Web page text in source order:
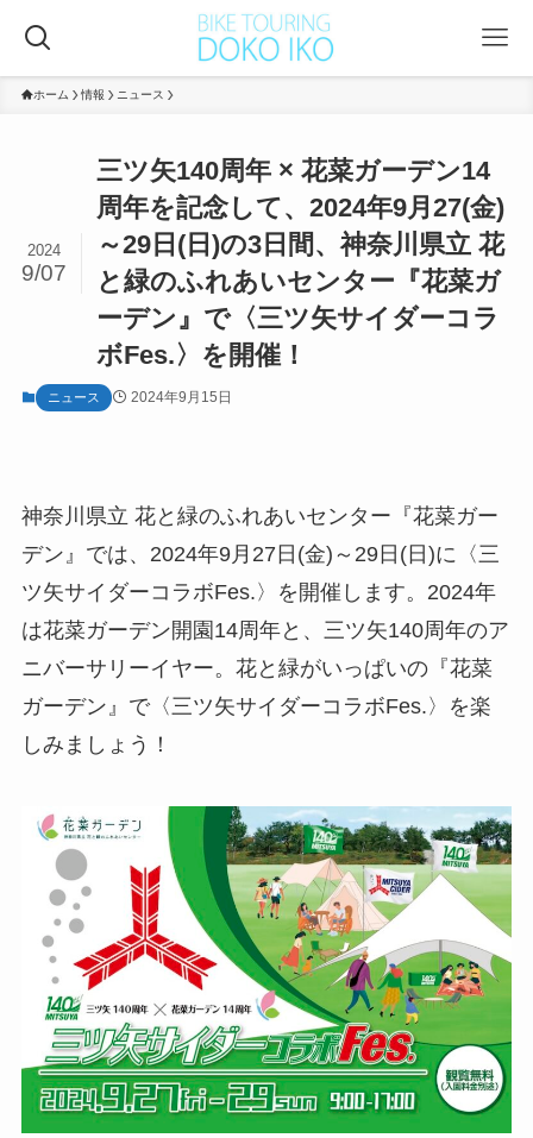
ホーム 情報 ニュース
三ツ矢140周年 × 花菜ガーデン14
周年を記念して、2024年9月27(金)
～29日(日)の3日間、神奈川県立 花
と緑のふれあいセンター『花菜ガ
ーデン』で〈三ツ矢サイダーコラ
ボFes.〉を開催！
2024
9/07
ニュース 2024年9月15日
神奈川県立 花と緑のふれあいセンター『花菜ガー
デン』では、2024年9月27日(金)～29日(日)に〈三
ツ矢サイダーコラボFes.〉を開催します。2024年
は花菜ガーデン開園14周年と、三ツ矢140周年のア
ニバーサリーイヤー。花と緑がいっぱいの『花菜
ガーデン』で〈三ツ矢サイダーコラボFes.〉を楽
しみましょう！